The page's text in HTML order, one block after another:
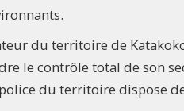
du territoire de
le contrôle total de son
du territoire dispose